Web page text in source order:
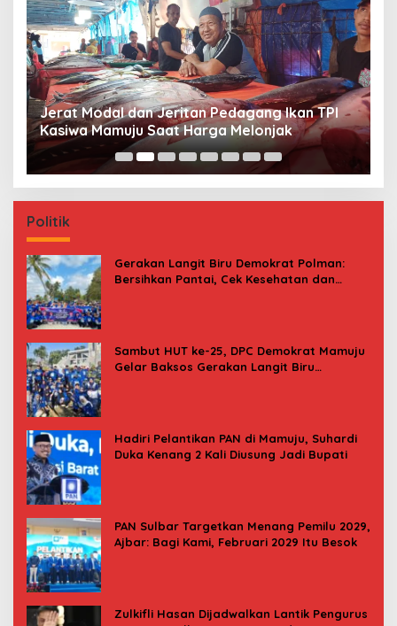
Jerat Modal dan Jeritan Pedagang Ikan TPI
Kasiwa Mamuju Saat Harga Melonjak
Politik
Gerakan Langit Biru Demokrat Polman:
Bersihkan Pantai, Cek Kesehatan dan
Sambut HUT ke-25, DPC Demokrat Mamuju
Gelar Baksos Gerakan Langit Biru
Hadiri Pelantikan PAN di Mamuju, Suhardi
Duka Kenang 2 Kali Diusung Jadi Bupati
PAN Sulbar Targetkan Menang Pemilu 2029,
Ajbar: Bagi Kami, Februari 2029 Itu Besok
Zulkifli Hasan Dijadwalkan Lantik Pengurus